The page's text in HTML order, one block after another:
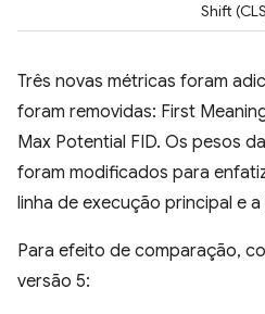
Shift
Três novas métricas foram
foram removidas: First
Max Potential FID. Os pesos
foram modificados para
linha de execução principal e
Para efeito de comparação,
versão 5: